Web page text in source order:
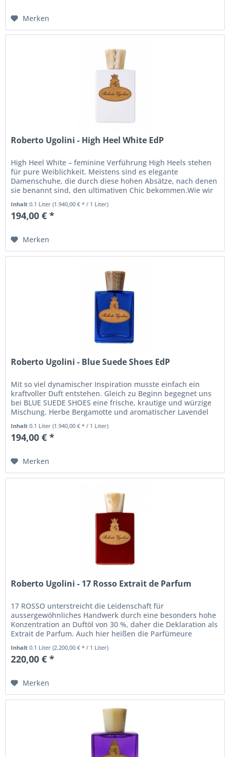
Merken
Roberto Ugolini - High Heel White EdP
High Heel White – feminine Verführung High Heels stehen
für pure Weiblichkeit. Meistens sind es elegante
Damenschuhe, die durch diese hohen Absätze, nach denen
sie benannt sind, den ultimativen Chic bekommen.Wie wir
sie heute kennen,...
Inhalt0.1 Liter(1.940,00 € * / 1 Liter)
194,00 € *
Merken
Roberto Ugolini - Blue Suede Shoes EdP
Mit so viel dynamischer Inspiration musste einfach ein
kraftvoller Duft entstehen. Gleich zu Beginn begegnet uns
bei BLUE SUEDE SHOES eine frische, krautige und würzige
Mischung. Herbe Bergamotte und aromatischer Lavendel
werden von Anis...
Inhalt0.1 Liter(1.940,00 € * / 1 Liter)
194,00 € *
Merken
Roberto Ugolini - 17 Rosso Extrait de Parfum
17 ROSSO unterstreicht die Leidenschaft für
aussergewöhnliches Handwerk durch eine besonders hohe
Konzentration an Duftöl von 30 %, daher die Deklaration als
Extrait de Parfum. Auch hier heißen die Parfümeure
Christian Calabrò und...
Inhalt0.1 Liter(2.200,00 € * / 1 Liter)
220,00 € *
Merken